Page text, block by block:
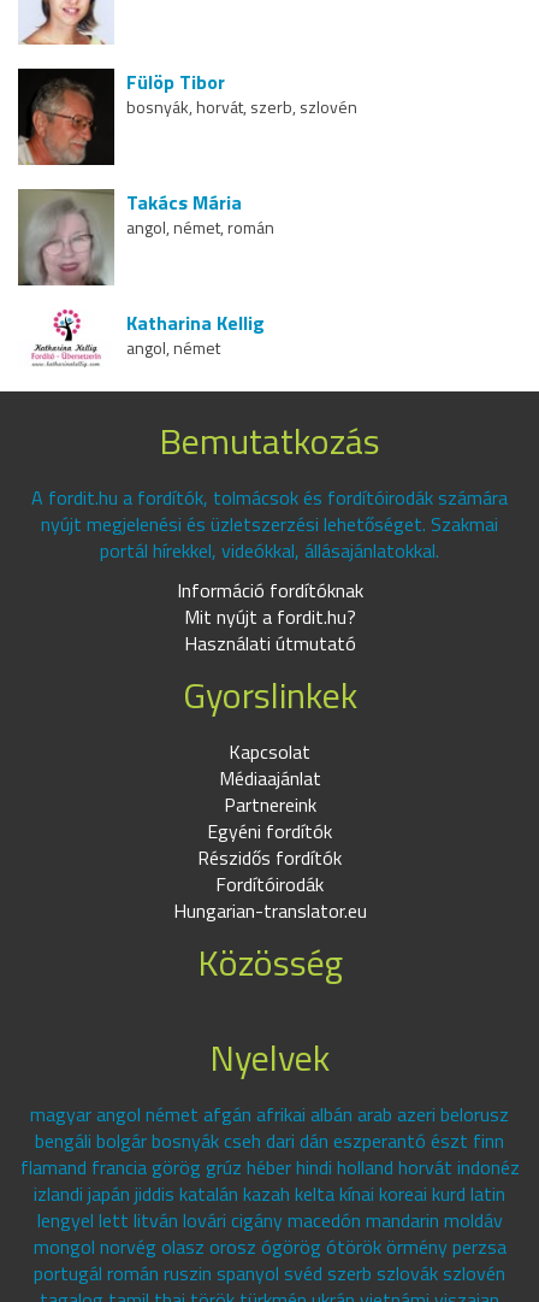
Fülöp Tibor
bosnyák, horvát, szerb, szlovén
Takács Mária
angol, német, román
Katharina Kellig
angol, német
Bemutatkozás
A fordit.hu a fordítók, tolmácsok és fordítóirodák számára
nyújt megjelenési és üzletszerzési lehetőséget. Szakmai
portál hírekkel, videókkal, állásajánlatokkal.
Információ fordítóknak
Mit nyújt a fordit.hu?
Használati útmutató
Gyorslinkek
Kapcsolat
Médiaajánlat
Partnereink
Egyéni fordítók
Részidős fordítók
Fordítóirodák
Hungarian-translator.eu
Közösség
Nyelvek
magyar angol német afgán afrikai albán arab azeri belorusz
bengáli bolgár bosnyák cseh dari dán eszperantó észt finn
flamand francia görög grúz héber hindi holland horvát indonéz
izlandi japán jiddis katalán kazah kelta kínai koreai kurd latin
lengyel lett litván lovári cigány macedón mandarin moldáv
mongol norvég olasz orosz ógörög ótörök örmény perzsa
portugál román ruszin spanyol svéd szerb szlovák szlovén